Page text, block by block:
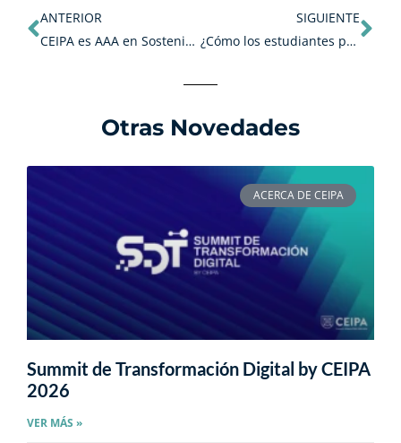
ANTERIOR
CEIPA es AAA en Sostenibilidad.
SIGUIENTE
¿Cómo los estudiantes pueden adquirir experiencia laboral desde el primer día de clases?
Otras Novedades
ACERCA DE CEIPA
Summit de Transformación Digital by CEIPA
2026
VER MÁS »